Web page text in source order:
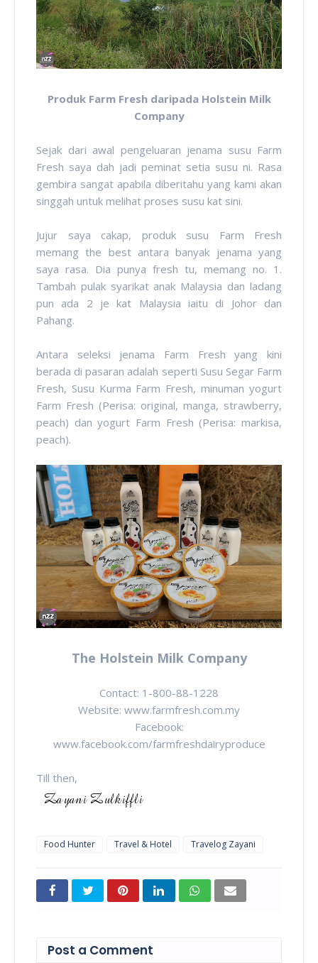
Produk Farm Fresh daripada Holstein Milk
Company
Sejak dari awal pengeluaran jenama susu Farm
Fresh saya dah jadi peminat setia susu ni. Rasa
gembira sangat apabila diberitahu yang kami akan
singgah untuk melihat proses susu kat sini.
Jujur saya cakap, produk susu Farm Fresh
memang the best antara banyak jenama yang
saya rasa. Dia punya fresh tu, memang no. 1.
Tambah pulak syarikat anak Malaysia dan ladang
pun ada 2 je kat Malaysia iaitu di Johor dan
Pahang.
Antara seleksi jenama Farm Fresh yang kini
berada di pasaran adalah seperti Susu Segar Farm
Fresh, Susu Kurma Farm Fresh, minuman yogurt
Farm Fresh (Perisa: original, manga, strawberry,
peach) dan yogurt Farm Fresh (Perisa: markisa,
peach).
The Holstein Milk Company
Contact: 1-800-88-1228
Website: www.farmfresh.com.my
Facebook:
www.facebook.com/farmfreshdairyproduce
Till then,
Food Hunter Travel & Hotel Travelog Zayani
Post a Comment